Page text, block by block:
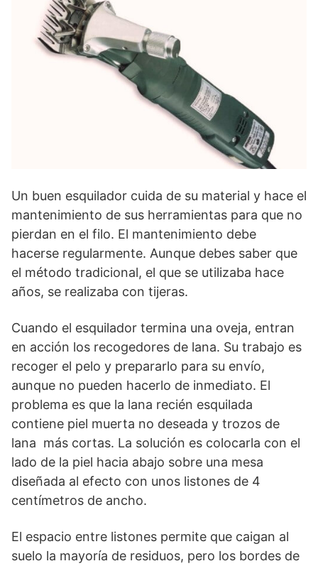
Un buen esquilador cuida de su material y hace el
mantenimiento de sus herramientas para que no
pierdan en el filo. El mantenimiento debe
hacerse regularmente. Aunque debes saber que
el método tradicional, el que se utilizaba hace
años, se realizaba con tijeras.
Cuando el esquilador termina una oveja, entran
en acción los recogedores de lana. Su trabajo es
recoger el pelo y prepararlo para su envío,
aunque no pueden hacerlo de inmediato. El
problema es que la lana recién esquilada
contiene piel muerta no deseada y trozos de
lana más cortas. La solución es colocarla con el
lado de la piel hacia abajo sobre una mesa
diseñada al efecto con unos listones de 4
centímetros de ancho.
El espacio entre listones permite que caigan al
suelo la mayoría de residuos, pero los bordes de